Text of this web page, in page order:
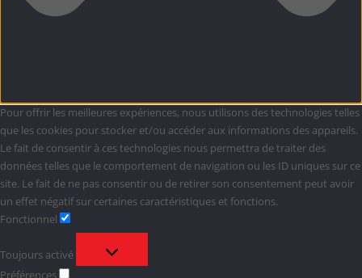
Pour offrir les meilleures expériences, nous utilisons des technologies telles
que les cookies pour stocker et/ou accéder aux informations des appareils.
Le fait de consentir à ces technologies nous permettra de traiter des
données telles que le comportement de navigation ou les ID uniques sur ce
site. Le fait de ne pas consentir ou de retirer son consentement peut avoir
un effet négatif sur certaines caractéristiques et fonctions.
Fonctionnel
Toujours activé
Préférences